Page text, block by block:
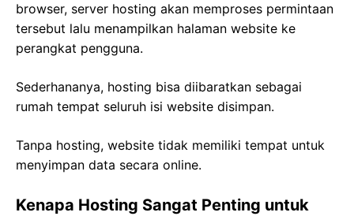
browser, server hosting akan memproses permintaan
tersebut lalu menampilkan halaman website ke
perangkat pengguna.
Sederhananya, hosting bisa diibaratkan sebagai
rumah tempat seluruh isi website disimpan.
Tanpa hosting, website tidak memiliki tempat untuk
menyimpan data secara online.
Kenapa Hosting Sangat Penting untuk